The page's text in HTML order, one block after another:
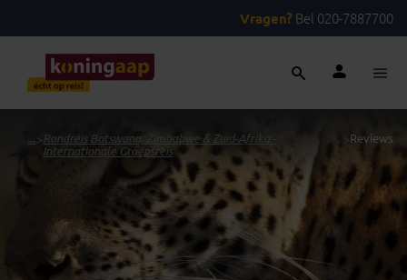
Vragen? Bel 020-7887700
...> Rondreis Botswana, Zimbabwe & Zuid-Afrika -
Internationale Groepsreis
>Reviews